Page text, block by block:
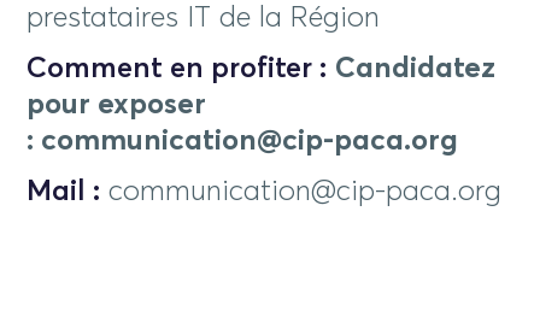
prestataires IT de la Région
Comment en profiter : Candidatez
pour exposer
: communication@cip-paca.org
Mail :communication@cip-paca.org